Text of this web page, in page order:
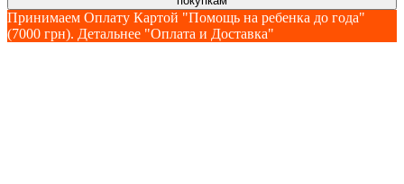
Принимаем Оплату Картой "Помощь на ребенка до года"
(7000 грн). Детальнее "Оплата и Доставка"